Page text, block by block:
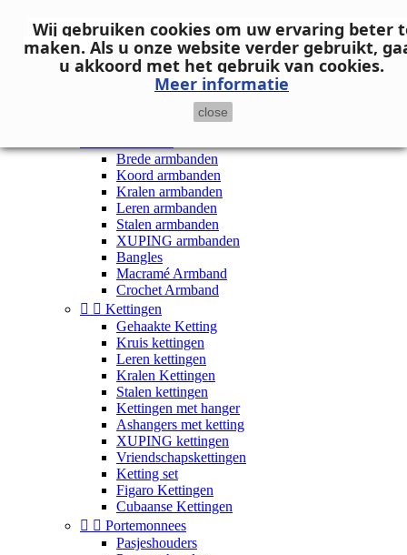
Inloggen
shopping_cart Winkelwagen (0)
Brede armbanden
Koord armbanden
Kralen armbanden
Leren armbanden
Stalen armbanden
XUPING armbanden
Bangles
Macramé Armband
Crochet Armband
  Kettingen
Gehaakte Ketting
Kruis kettingen
Leren kettingen
Kralen Kettingen
Stalen kettingen
Kettingen met hanger
Ashangers met ketting
XUPING kettingen
Vriendschapskettingen
Ketting set
Figaro Kettingen
Cubaanse Kettingen
  Portemonnees
Pasjeshouders
Wij gebruiken cookies om uw ervaring beter
maken. Als u onze website verder gebruikt,
u akkoord met het gebruik van cookies.
Meer informatie
close